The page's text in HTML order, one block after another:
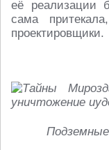
её реализации
сама
проектировщики.